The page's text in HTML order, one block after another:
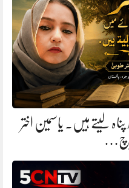
لیتے ہیں. یاسمین اختر